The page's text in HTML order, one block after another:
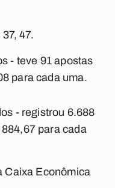
47.
- teve 91 apostas
para cada uma.
- registrou 6.688
para cada
Caixa Econômica